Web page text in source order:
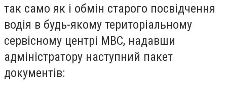
так само як і обмін старого посвідчення
водія в будь-якому територіальному
сервісному центрі МВС, надавши
адміністратору наступний пакет
документів: